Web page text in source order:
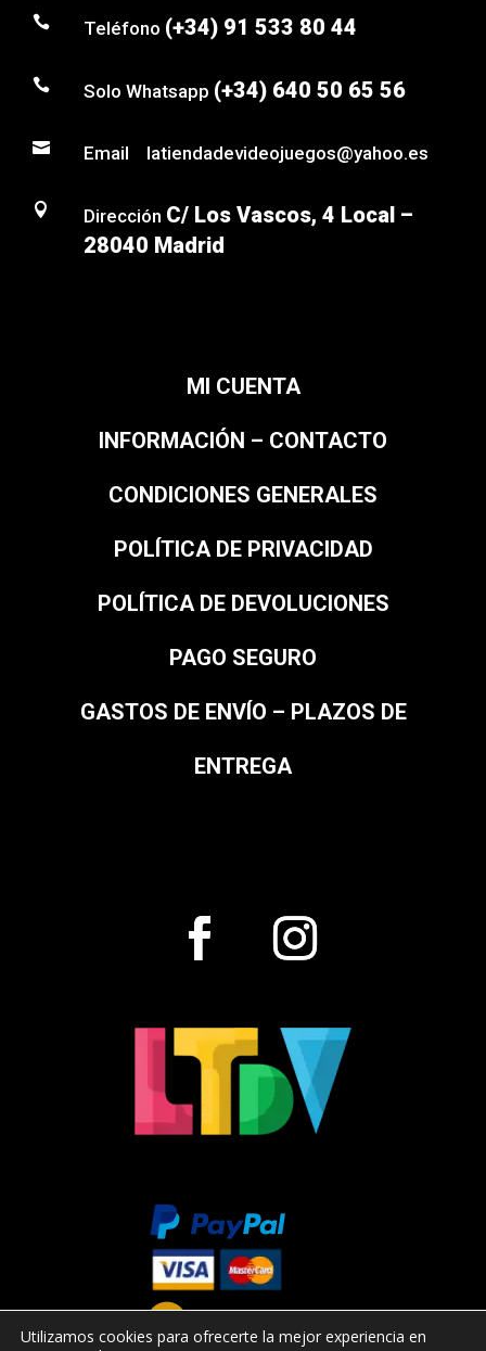
 Teléfono (+34) 91 533 80 44
 Solo Whatsapp (+34) 640 50 65 56
 Email latiendadevideojuegos@yahoo.es
 Dirección C/ Los Vascos, 4 Local –
28040 Madrid
MI CUENTA
INFORMACIÓN – CONTACTO
CONDICIONES GENERALES
POLÍTICA DE PRIVACIDAD
POLÍTICA DE DEVOLUCIONES
PAGO SEGURO
GASTOS DE ENVÍO – PLAZOS DE
ENTREGA
Utilizamos cookies para ofrecerte la mejor experiencia en